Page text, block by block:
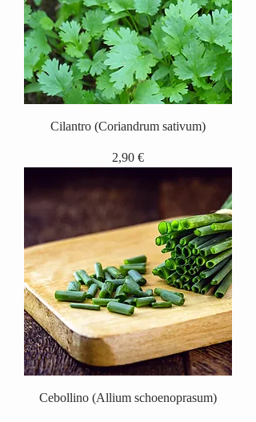
Cilantro (Coriandrum sativum)
Precio
2,90 €
Cebollino (Allium schoenoprasum)